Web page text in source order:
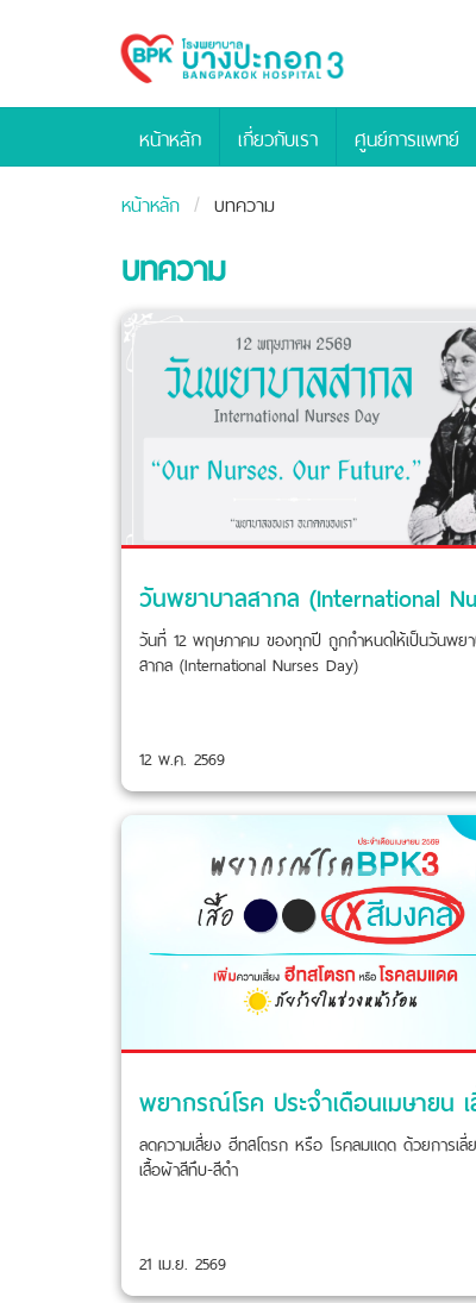
Bangpakok
Hospital
หน้าหลัก เกี่ยวกับเรา ศูนย์การแพทย์
หน้าหลัก บทความ
บทความ
วันที่ 12 พฤษภาคม ของทุกปี ถูกกำหนดให้เป็นวันพย
สากล (International Nurses Day)
12 พ.ค. 2569
ลดความเสี่ยง ฮีทสโตรก หรือ โรคลมแดด ด้วยการเลี่
เสื้อผ้าสีทึบ-สีดำ
21 เม.ย. 2569